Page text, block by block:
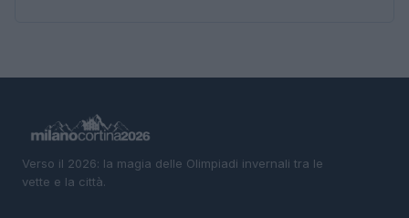
Verso il 2026: la magia delle Olimpiadi invernali tra le
vette e la città.